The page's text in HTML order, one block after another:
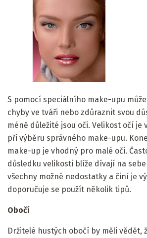
S pomocí speciálního make-upu
chyby ve tváři nebo zdůraznit svou
méně důležité jsou oči. Velikost očí je
při výběru správného make-upu.
make-up je vhodný pro malé oči.
důsledku velikosti blíže dívají na
všechny možné nedostatky a činí je
doporučuje se použít několik tipů.
Obočí
Držitelé hustých obočí by měli vědět,